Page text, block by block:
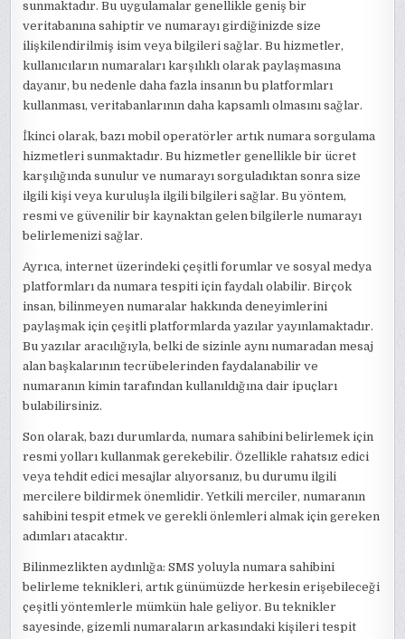
sunmaktadır. Bu uygulamalar genellikle geniş bir
veritabanına sahiptir ve numarayı girdiğinizde size
ilişkilendirilmiş isim veya bilgileri sağlar. Bu hizmetler,
kullanıcıların numaraları karşılıklı olarak paylaşmasına
dayanır, bu nedenle daha fazla insanın bu platformları
kullanması, veritabanlarının daha kapsamlı olmasını sağlar.
İkinci olarak, bazı mobil operatörler artık numara sorgulama
hizmetleri sunmaktadır. Bu hizmetler genellikle bir ücret
karşılığında sunulur ve numarayı sorguladıktan sonra size
ilgili kişi veya kuruluşla ilgili bilgileri sağlar. Bu yöntem,
resmi ve güvenilir bir kaynaktan gelen bilgilerle numarayı
belirlemenizi sağlar.
Ayrıca, internet üzerindeki çeşitli forumlar ve sosyal medya
platformları da numara tespiti için faydalı olabilir. Birçok
insan, bilinmeyen numaralar hakkında deneyimlerini
paylaşmak için çeşitli platformlarda yazılar yayınlamaktadır.
Bu yazılar aracılığıyla, belki de sizinle aynı numaradan mesaj
alan başkalarının tecrübelerinden faydalanabilir ve
numaranın kimin tarafından kullanıldığına dair ipuçları
bulabilirsiniz.
Son olarak, bazı durumlarda, numara sahibini belirlemek için
resmi yolları kullanmak gerekebilir. Özellikle rahatsız edici
veya tehdit edici mesajlar alıyorsanız, bu durumu ilgili
mercilere bildirmek önemlidir. Yetkili merciler, numaranın
sahibini tespit etmek ve gerekli önlemleri almak için gereken
adımları atacaktır.
Bilinmezlikten aydınlığa: SMS yoluyla numara sahibini
belirleme teknikleri, artık günümüzde herkesin erişebileceği
çeşitli yöntemlerle mümkün hale geliyor. Bu teknikler
sayesinde, gizemli numaraların arkasındaki kişileri tespit